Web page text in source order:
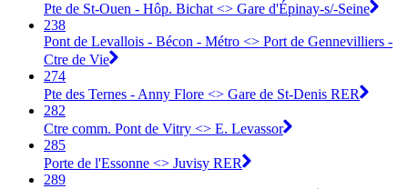
Pte de St-Ouen - Hôp. Bichat <> Gare d'Épinay-s/-Seine
238
Pont de Levallois - Bécon - Métro <> Port de Gennevilliers -
Ctre de Vie
274
Pte des Ternes - Anny Flore <> Gare de St-Denis RER
282
Ctre comm. Pont de Vitry <> E. Levassor
285
Porte de l'Essonne <> Juvisy RER
289